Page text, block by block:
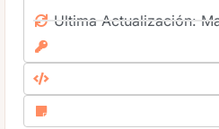
Ultima Actualización: